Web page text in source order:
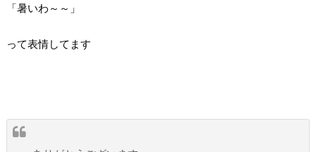
「暑いわ～～」
って表情してます